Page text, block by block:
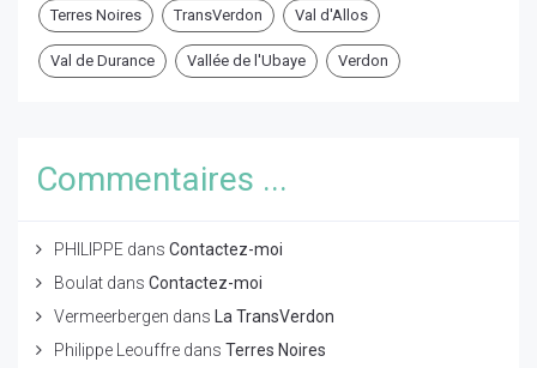
Terres Noires TransVerdon Val d'Allos
Val de Durance Vallée de l'Ubaye Verdon
Commentaires ...
PHILIPPE dans Contactez-moi
Boulat dans Contactez-moi
Vermeerbergen dans
La TransVerdon
Philippe Leouffre dans Terres Noires